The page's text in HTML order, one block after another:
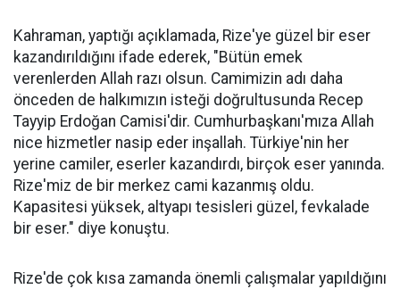
Kahraman, yaptığı açıklamada, Rize'ye güzel bir eser
kazandırıldığını ifade ederek, "Bütün emek
verenlerden Allah razı olsun. Camimizin adı daha
önceden de halkımızın isteği doğrultusunda Recep
Tayyip Erdoğan Camisi'dir. Cumhurbaşkanı'mıza Allah
nice hizmetler nasip eder inşallah. Türkiye'nin her
yerine camiler, eserler kazandırdı, birçok eser yanında.
Rize'miz de bir merkez cami kazanmış oldu.
Kapasitesi yüksek, altyapı tesisleri güzel, fevkalade
bir eser." diye konuştu.
Rize'de çok kısa zamanda önemli çalışmalar yapıldığını